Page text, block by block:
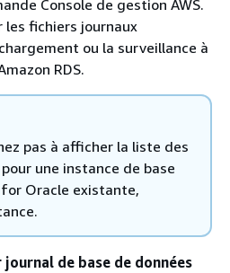
Console de gestion AWS.
les fichiers journaux
ou la surveillance à
RDS.
pas à afficher la liste des
une instance de base
for Oracle existante,
de base de données